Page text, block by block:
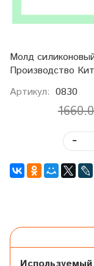
Молд
Производство
Артикул: 0830